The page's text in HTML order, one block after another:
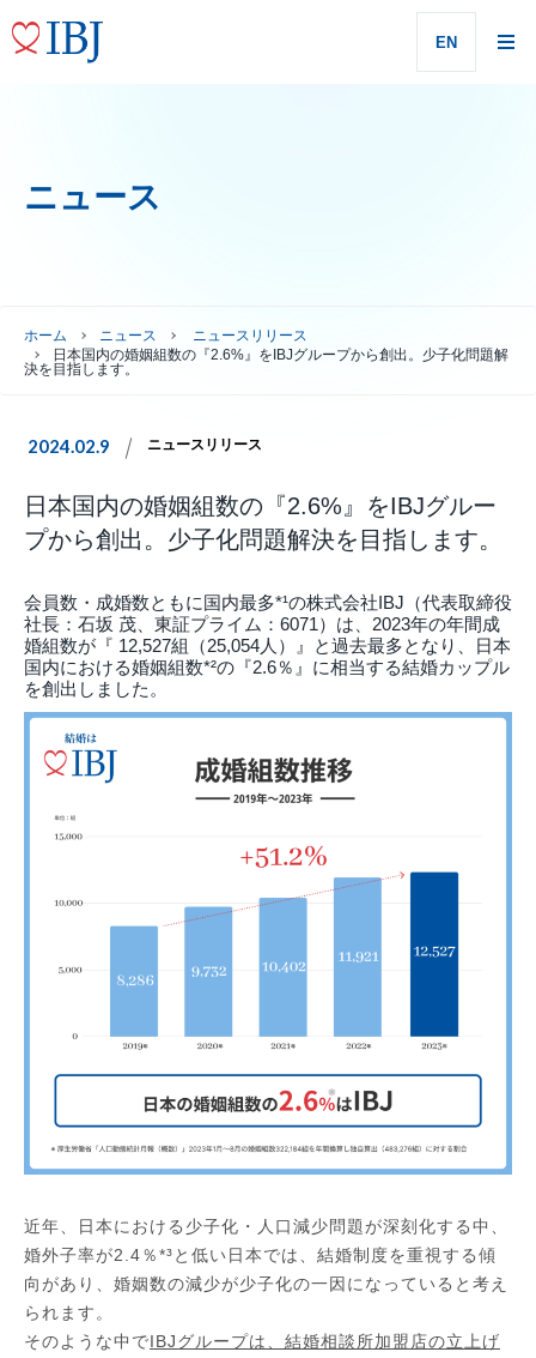
EN
ニュース
ホーム ニュース
ニュースリリース
日本国内の婚姻組数の『2.6%』をIBJグループから創出。少子化問題解
決を目指します。
2024.02.9 ニュースリリース
日本国内の婚姻組数の『2.6%』をIBJグルー
プから創出。少子化問題解決を目指します。
会員数・成婚数ともに国内最多*¹の株式会社IBJ（代表取締役
社長：石坂 茂、東証プライム：6071）は、2023年の年間成
婚組数が『 12,527組（25,054人）』と過去最多となり、日本
国内における婚姻組数*²の『2.6％』に相当する結婚カップル
を創出しました。
近年、日本における少子化・人口減少問題が深刻化する中、
婚外子率が2.4％*³と低い日本では、結婚制度を重視する傾
向があり、婚姻数の減少が少子化の一因になっていると考え
られます。
そのような中でIBJグループは、結婚相談所加盟店の立上げ